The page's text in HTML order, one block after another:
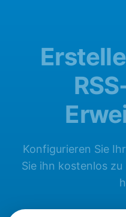
Konfigurieren Sie
Sie ihn kostenlos